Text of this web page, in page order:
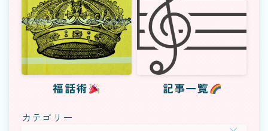
福話術 記事一覧
カテゴリー